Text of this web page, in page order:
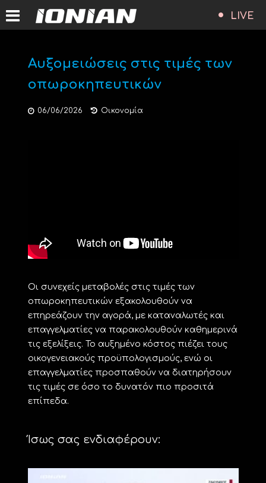
LIVE
Αυξομειώσεις στις τιμές των
οπωροκηπευτικών
06/06/2026 Οικονομία
Οι συνεχείς μεταβολές στις τιμές των
οπωροκηπευτικών εξακολουθούν να
επηρεάζουν την αγορά, με καταναλωτές και
επαγγελματίες να παρακολουθούν καθημερινά
τις εξελίξεις. Το αυξημένο κόστος πιέζει τους
οικογενειακούς προϋπολογισμούς, ενώ οι
επαγγελματίες προσπαθούν να διατηρήσουν
τις τιμές σε όσο το δυνατόν πιο προσιτά
επίπεδα.
Ίσως σας ενδιαφέρουν: